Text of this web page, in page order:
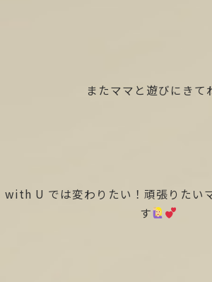
またママと遊びにきて
with U では変わりたい！頑張りたい
す